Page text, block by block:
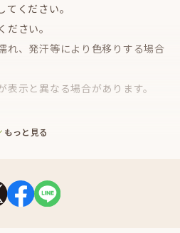
ください。
さい。
れ、発汗等により色移りする場合
示と異なる場合があります。
もっと見る